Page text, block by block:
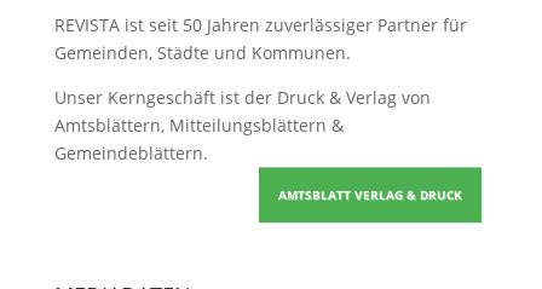
REVISTA ist seit 50 Jahren zuverlässiger Partner für
Gemeinden, Städte und Kommunen.
Unser Kerngeschäft ist der Druck & Verlag von
Amtsblättern, Mitteilungsblättern &
Gemeindeblättern.
AMTSBLATT VERLAG & DRUCK